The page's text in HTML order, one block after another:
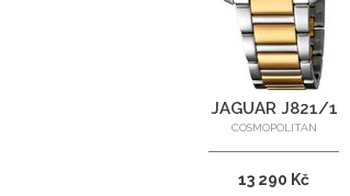
JAGUAR J821/1
COSMOPOLITAN
13 290 Kč